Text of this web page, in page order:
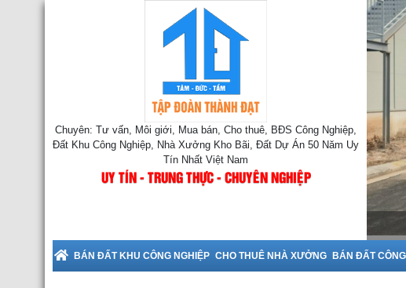
Chuyên: Tư vấn, Môi giới, Mua bán, Cho thuê, BĐS Công Nghiệp,
Đất Khu Công Nghiệp, Nhà Xưởng Kho Bãi, Đất Dự Án 50 Năm Uy
Tín Nhất Việt Nam
UY TÍN - TRUNG THỰC - CHUYÊN NGHIỆP
Cho Thuê Nhà Xưởng tại
BÁN ĐẤT KHU CÔNG NGHIỆP CHO THUÊ NHÀ XƯỞNG BÁN ĐẤT